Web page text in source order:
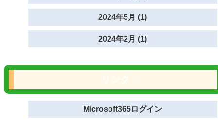
2024年5月 (1)
2024年2月 (1)
Microsoft365ログイン